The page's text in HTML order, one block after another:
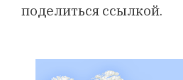
поделиться ссылкой.